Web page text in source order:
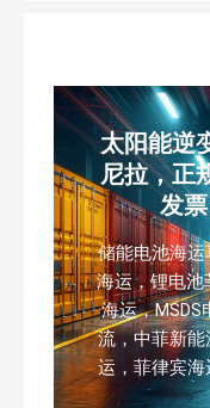
太阳能逆
尼拉，正
发
储能电池海
海运，锂电池
海运，
流，中菲新
运，菲律宾